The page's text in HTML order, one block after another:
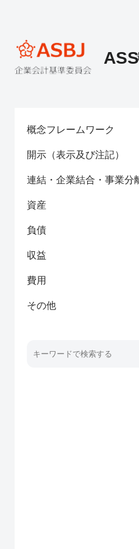
概念フレームワーク
開示（表示及び注記）
連結・企業結合・事業分
資産
負債
収益
費用
その他